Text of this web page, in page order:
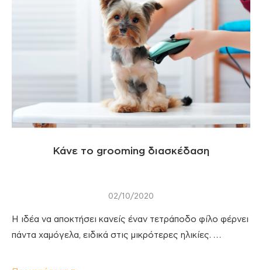
Κάνε το grooming διασκέδαση
02/10/2020
Η ιδέα να αποκτήσει κανείς έναν τετράποδο φίλο φέρνει
πάντα χαμόγελα, ειδικά στις μικρότερες ηλικίες. …